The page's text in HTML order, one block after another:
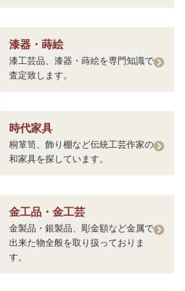
漆器・蒔絵
漆工芸品、漆器・蒔絵を専門知識で
査定致します。
時代家具
桐箪笥、飾り棚など伝統工芸作家の
和家具を探しています。
金工品・金工芸
金製品・銀製品、彫金額など金属で
出来た物全般を取り扱っておりま
す。